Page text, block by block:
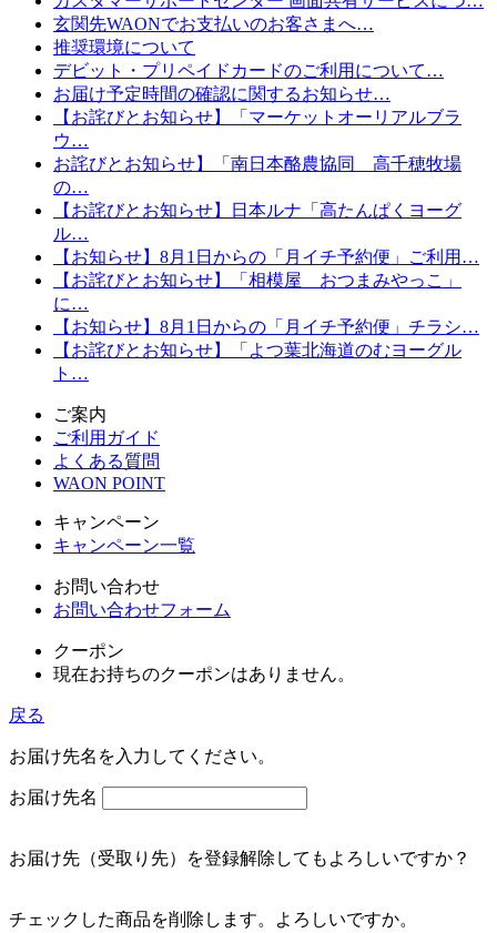
玄関先WAONでお支払いのお客さまへ…
推奨環境について
デビット・プリペイドカードのご利用について…
お届け予定時間の確認に関するお知らせ…
【お詫びとお知らせ】「マーケットオーリアルブラ
ウ…
お詫びとお知らせ】「南日本酪農協同 高千穂牧場
の…
【お詫びとお知らせ】日本ルナ「高たんぱくヨーグ
ル…
【お知らせ】8月1日からの「月イチ予約便」ご利用…
【お詫びとお知らせ】「相模屋 おつまみやっこ」
に…
【お知らせ】8月1日からの「月イチ予約便」チラシ…
【お詫びとお知らせ】「よつ葉北海道のむヨーグル
ト…
ご案内
ご利用ガイド
よくある質問
WAON POINT
キャンペーン
キャンペーン一覧
お問い合わせ
お問い合わせフォーム
クーポン
現在お持ちのクーポンはありません。
戻る
お届け先名を入力してください。
お届け先名
お届け先（受取り先）を登録解除してもよろしいですか？
チェックした商品を削除します。よろしいですか。